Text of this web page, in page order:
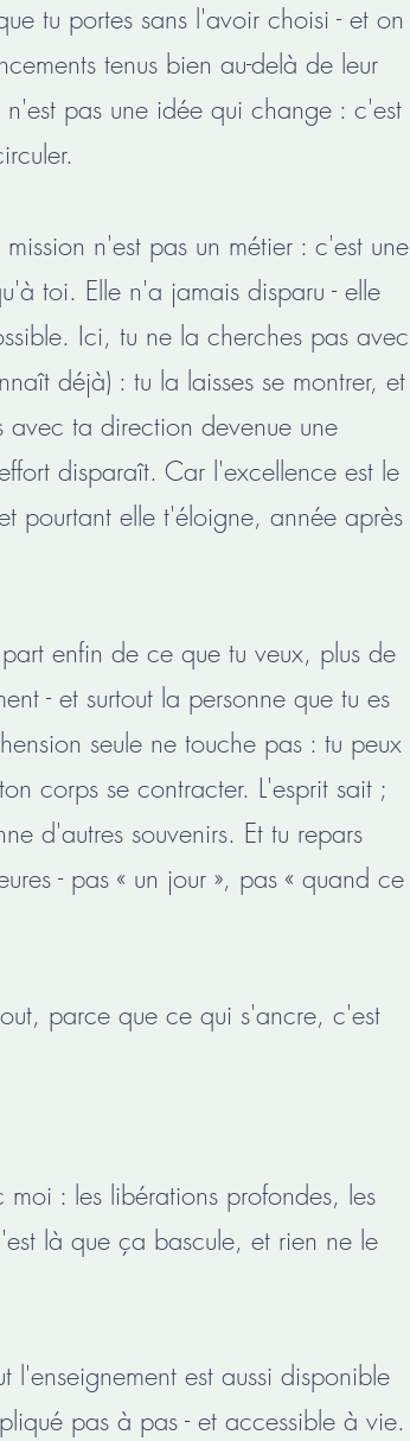
tu portes sans l'avoir choisi - et on
tenus bien au-delà de leur
pas une idée qui change : c'est
mission n'est pas un métier : c'est une
toi. Elle n'a jamais disparu - elle
Ici, tu ne la cherches pas avec
déjà) : tu la laisses se montrer, et
ta direction devenue une
disparaît. Car l'excellence est le
pourtant elle t'éloigne, année après
enfin de ce que tu veux, plus de
- et surtout la personne que tu es
seule ne touche pas : tu peux
corps se contracter. L'esprit sait ;
d'autres souvenirs. Et tu repars
- pas « un jour », pas « quand ce
parce que ce qui s'ancre, c'est
: les libérations profondes, les
là que ça bascule, et rien ne le
l'enseignement est aussi disponible
pas à pas - et accessible à vie.